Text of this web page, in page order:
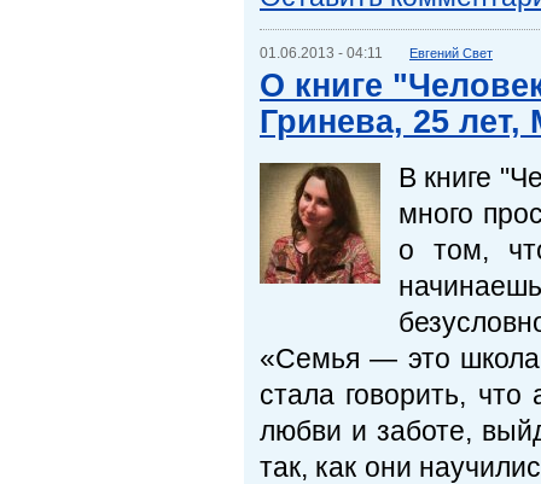
01.06.2013 - 04:11 Евгений Свет
О книге
Гринева, 25 лет,
В книге
много
о том,
«Семья — это
стала говорить,
любви и заботе,
так, как они